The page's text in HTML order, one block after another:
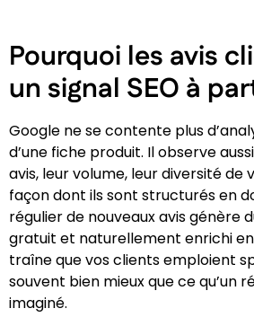
Pourquoi les avis
un signal SEO à
Google ne se contente plus
d’une fiche produit. Il observe
avis, leur volume, leur diversité de
façon dont ils sont structurés en
régulier de nouveaux avis génère
gratuit et naturellement enrichi
traîne que vos clients emploient
souvent bien mieux que ce qu’un
imaginé.